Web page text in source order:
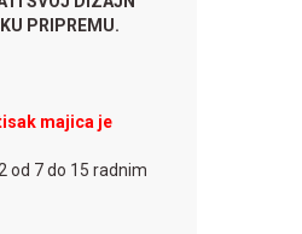
PRIPREMU.
majica je
od 7 do 15 radnim